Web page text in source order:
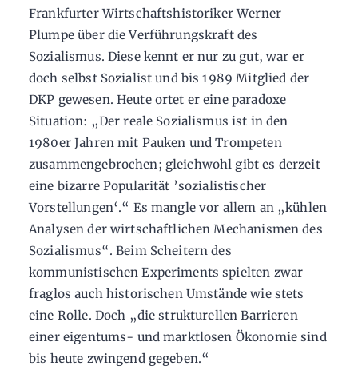
Frankfurter Wirtschaftshistoriker Werner
Plumpe über die Verführungskraft des
Sozialismus. Diese kennt er nur zu gut, war er
doch selbst Sozialist und bis 1989 Mitglied der
DKP gewesen. Heute ortet er eine paradoxe
Situation: „Der reale Sozialismus ist in den
1980er Jahren mit Pauken und Trompeten
zusammengebrochen; gleichwohl gibt es derzeit
eine bizarre Popularität ’sozialistischer
Vorstellungen‘.“ Es mangle vor allem an „kühlen
Analysen der wirtschaftlichen Mechanismen des
Sozialismus“. Beim Scheitern des
kommunistischen Experiments spielten zwar
fraglos auch historischen Umstände wie stets
eine Rolle. Doch „die strukturellen Barrieren
einer eigentums- und marktlosen Ökonomie sind
bis heute zwingend gegeben.“